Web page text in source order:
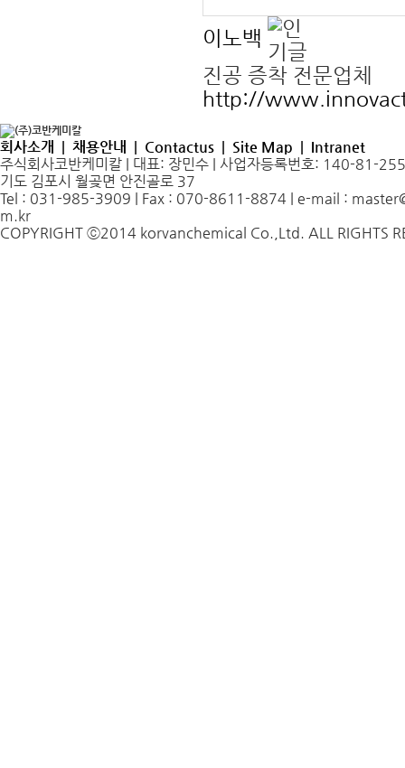
이노백
진공 증착 전문업체
http://
회사소개 | 채용안내 | Contactus | Site Map | Intranet
주식회사코반케미칼 | 대표: 장민수 | 사업자등록번호: 140-81-
기도 김포시 월곶면 안진골로 37
Tel : 031-985-3909 | Fax : 070-8611-8874 | e-mail :
m.kr
COPYRIGHT ⓒ2014 korvanchemical Co.,Ltd. ALL RIGHTS